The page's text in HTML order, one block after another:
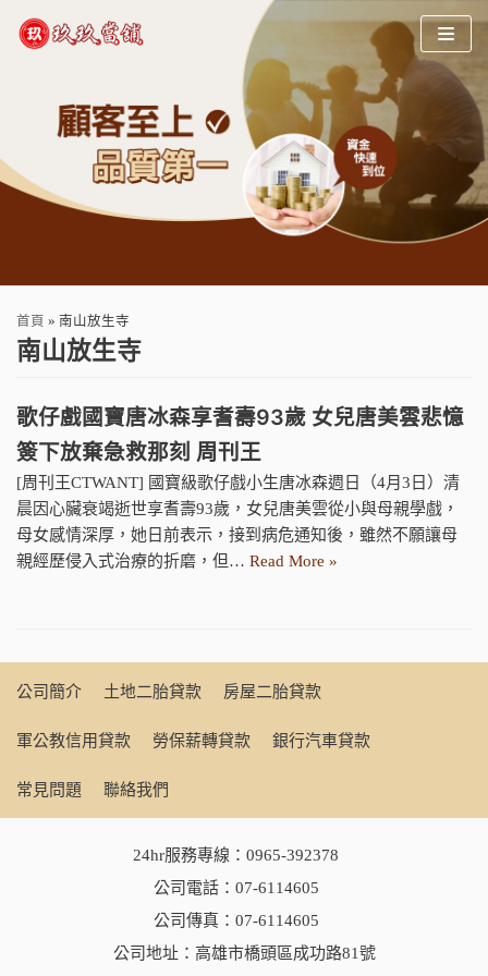
content
首頁 » 南山放生寺
南山放生寺
歌仔戲國寶唐冰森享耆壽93歲 女兒唐美雲悲憶
簽下放棄急救那刻 周刊王
[周刊王CTWANT] 國寶級歌仔戲小生唐冰森週日（4月3日）清
晨因心臟衰竭逝世享耆壽93歲，女兒唐美雲從小與母親學戲，
母女感情深厚，她日前表示，接到病危通知後，雖然不願讓母
親經歷侵入式治療的折磨，但… Read More »
公司簡介 土地二胎貸款 房屋二胎貸款
軍公教信用貸款 勞保薪轉貸款 銀行汽車貸款
常見問題 聯絡我們
24hr服務專線： 0965-392378
公司電話： 07-6114605
公司傳真：07-6114605
公司地址：高雄市橋頭區成功路81號